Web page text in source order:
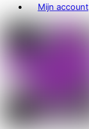
Mijn account